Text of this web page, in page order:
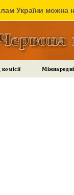
України можна